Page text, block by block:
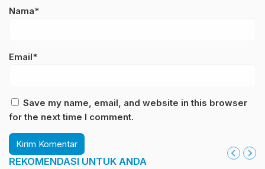
Nama*
Email*
Save my name, email, and website in this browser
for the next time I comment.
REKOMENDASI UNTUK ANDA